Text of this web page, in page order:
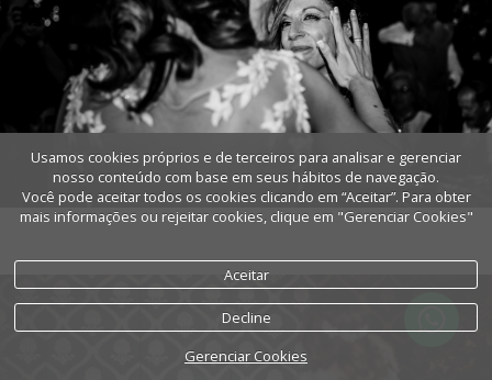
Usamos cookies próprios e de terceiros para analisar e gerenciar
nosso conteúdo com base em seus hábitos de navegação.
Você pode aceitar todos os cookies clicando em “Aceitar”. Para obter
mais informações ou rejeitar cookies, clique em "Gerenciar Cookies"
Aceitar
Decline
Gerenciar Cookies